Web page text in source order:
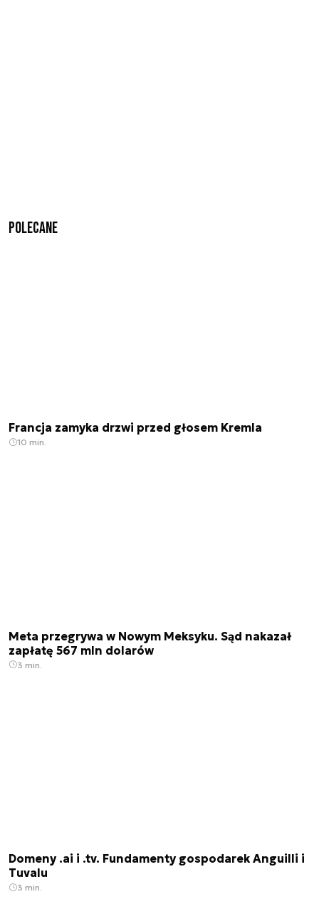
Polecane
Francja zamyka drzwi przed głosem Kremla
10 min.
Meta przegrywa w Nowym Meksyku. Sąd nakazał
zapłatę 567 mln dolarów
3 min.
Domeny .ai i .tv. Fundamenty gospodarek Anguilli i
Tuvalu
3 min.